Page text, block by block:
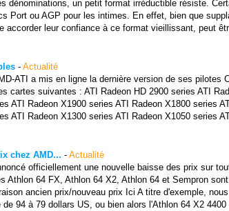
dénominations, un petit format irréductible résiste.
Port ou AGP pour les intimes. En effet, bien que
accorder leur confiance à ce format vieillissant, peut
- Actualité
ATI a mis en ligne la dernière version de ses
cartes suivantes : ATI Radeon HD 2900 series ATI
ATI Radeon X1900 series ATI Radeon X1800 series
ATI Radeon X1300 series ATI Radeon X1050 series
chez AMD... - Actualité
officiellement une nouvelle baisse des prix sur
Athlon 64 FX, Athlon 64 X2, Athlon 64 et Sempron
ancien prix/nouveau prix Ici A titre d'exemple,
94 à 79 dollars US, ou bien alors l'Athlon 64 X2